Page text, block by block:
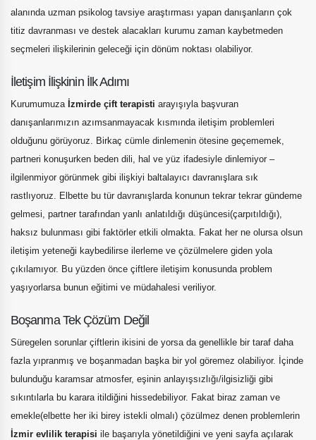
alanında uzman psikolog tavsiye araştırması yapan danışanların çok
titiz davranması ve destek alacakları kurumu zaman kaybetmeden
seçmeleri ilişkilerinin geleceği için dönüm noktası olabiliyor.
İletişim İlişkinin İlk Adımı
Kurumumuza İzmirde çift terapisti arayışıyla başvuran
danışanlarımızın azımsanmayacak kısmında iletişim problemleri
olduğunu görüyoruz. Birkaç cümle dinlemenin ötesine geçememek,
partneri konuşurken beden dili, hal ve yüz ifadesiyle dinlemiyor –
ilgilenmiyor görünmek gibi ilişkiyi baltalayıcı davranışlara sık
rastlıyoruz. Elbette bu tür davranışlarda konunun tekrar tekrar gündeme
gelmesi, partner tarafından yanlı anlatıldığı düşüncesi(çarpıtıldığı),
haksız bulunması gibi faktörler etkili olmakta. Fakat her ne olursa olsun
iletişim yeteneği kaybedilirse ilerleme ve çözülmelere giden yola
çıkılamıyor. Bu yüzden önce çiftlere iletişim konusunda problem
yaşıyorlarsa bunun eğitimi ve müdahalesi veriliyor.
Boşanma Tek Çözüm Değil
Süregelen sorunlar çiftlerin ikisini de yorsa da genellikle bir taraf daha
fazla yıpranmış ve boşanmadan başka bir yol göremez olabiliyor. İçinde
bulunduğu karamsar atmosfer, eşinin anlayışsızlığı/ilgisizliği gibi
sıkıntılarla bu karara itildiğini hissedebiliyor. Fakat biraz zaman ve
emekle(elbette her iki birey istekli olmalı) çözülmez denen problemlerin
İzmir evlilik terapisi ile başarıyla yönetildiğini ve yeni sayfa açılarak